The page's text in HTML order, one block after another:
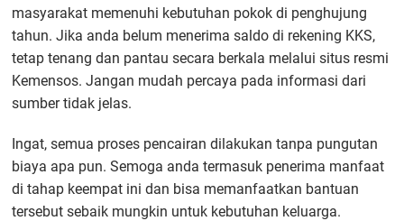
masyarakat memenuhi kebutuhan pokok di penghujung
tahun. Jika anda belum menerima saldo di rekening KKS,
tetap tenang dan pantau secara berkala melalui situs resmi
Kemensos. Jangan mudah percaya pada informasi dari
sumber tidak jelas.
Ingat, semua proses pencairan dilakukan tanpa pungutan
biaya apa pun. Semoga anda termasuk penerima manfaat
di tahap keempat ini dan bisa memanfaatkan bantuan
tersebut sebaik mungkin untuk kebutuhan keluarga.